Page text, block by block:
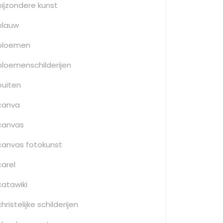
kunst
fotokunst
schilderijen